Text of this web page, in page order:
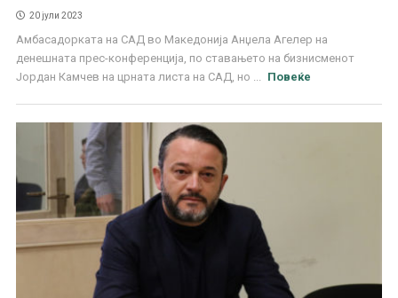
20 јули 2023
Амбасадорката на САД во Македонија Анџела Агелер на
денешната прес-конференција, по ставањето на бизнисменот
Јордан Камчев на црната листа на САД, но ...
Повеќе